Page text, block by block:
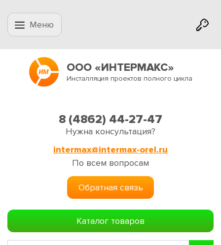
Меню
ООО «ИНТЕРМАКС»
Инсталляция проектов полного цикла
8 (4862) 44-27-47
Нужна консультация?
intermax@intermax-orel.ru
По всем вопросам
Обратная связь
Каталог товаров